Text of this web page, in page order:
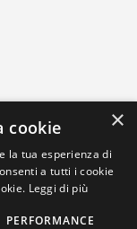
×
cookie
la tua esperienza di
a tutti i cookie
Leggi di più
PERFORMANCE